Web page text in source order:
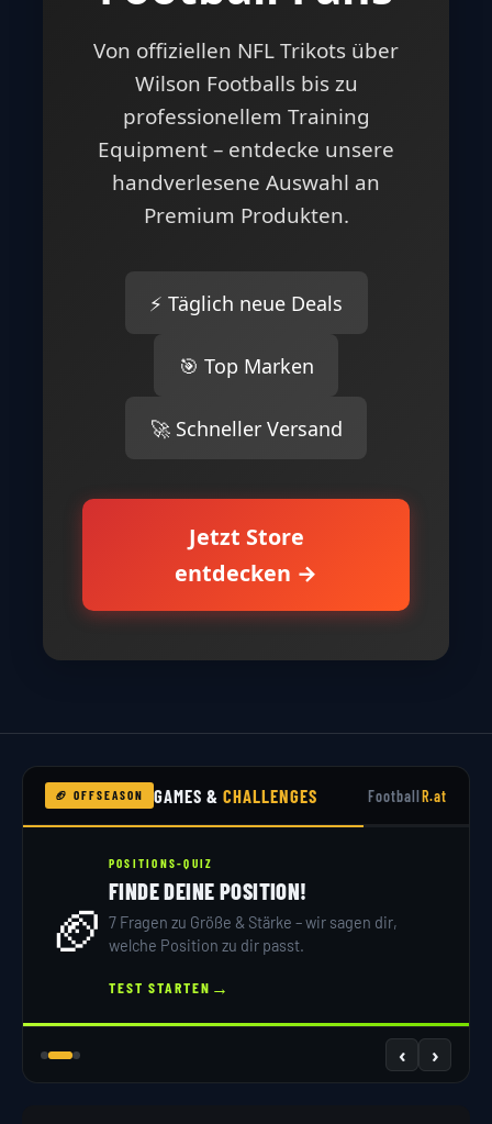
Von offiziellen NFL Trikots über
Wilson Footballs bis zu
professionellem Training
Equipment – entdecke unsere
handverlesene Auswahl an
Premium Produkten.
⚡ Täglich neue Deals
🎯 Top Marken
🚀 Schneller Versand
Jetzt Store
entdecken →
🏈 OFFSEASON GAMES &CHALLENGES FootballR.at
⚡
NFL TRIVIA
4TH & GOAL BLITZQUIZ
10 Fragen, 15 Sekunden – schaffst du den
Touchdown?
QUIZ STARTEN→
‹ ›